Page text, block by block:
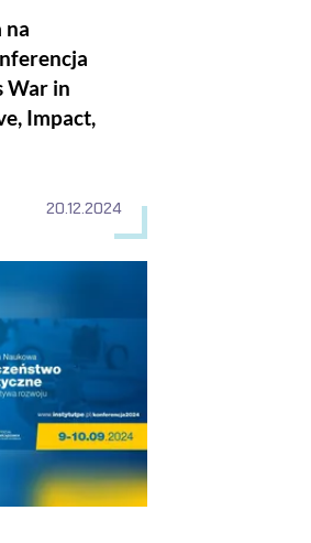
na
Impact,
20.12.2024
energetyczne – filary i